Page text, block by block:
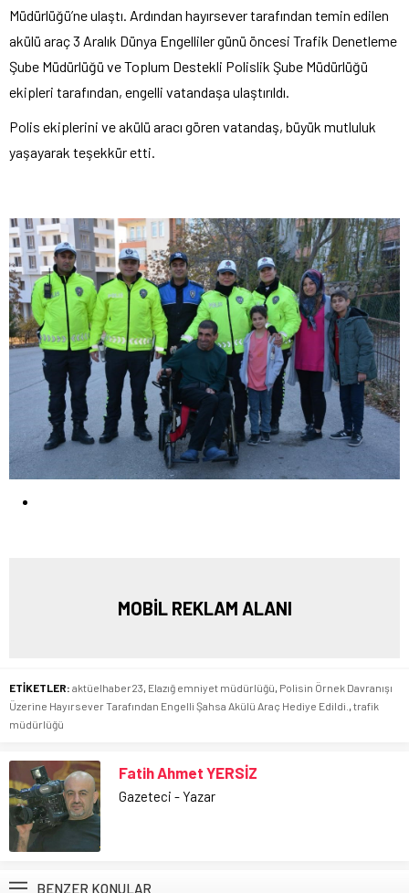
Müdürlüğü’ne ulaştı. Ardından hayırsever tarafından temin edilen
akülü araç 3 Aralık Dünya Engelliler günü öncesi Trafik Denetleme
Şube Müdürlüğü ve Toplum Destekli Polislik Şube Müdürlüğü
ekipleri tarafından, engelli vatandaşa ulaştırıldı.
Polis ekiplerini ve akülü aracı gören vatandaş, büyük mutluluk
yaşayarak teşekkür etti.
MOBİL REKLAM ALANI
ETİKETLER: aktüelhaber23 Elazığ emniyet müdürlüğü Polisin Örnek Davranışı
Üzerine Hayırsever Tarafından Engelli Şahsa Akülü Araç Hediye Edildi.
trafik
müdürlüğü
Fatih Ahmet YERSİZ
Gazeteci - Yazar
BENZER KONULAR